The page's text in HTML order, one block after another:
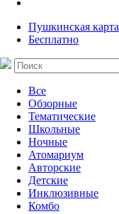
Пушкинская карта
Бесплатно
Все
Обзорные
Тематические
Школьные
Ночные
Атомариум
Авторские
Детские
Инклюзивные
Комбо